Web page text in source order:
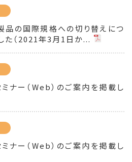
品の国際規格への切り替えにつ
た（2021年3月1日か...
ナー（Web）のご案内を掲載し
ナー（Web）のご案内を掲載し